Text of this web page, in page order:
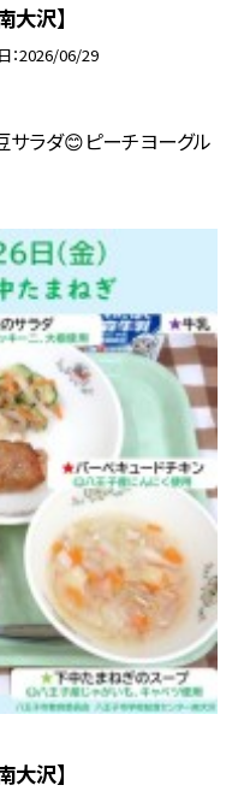
大沢】
2026/06/29
サラダ😊ピーチヨーグル
大沢】